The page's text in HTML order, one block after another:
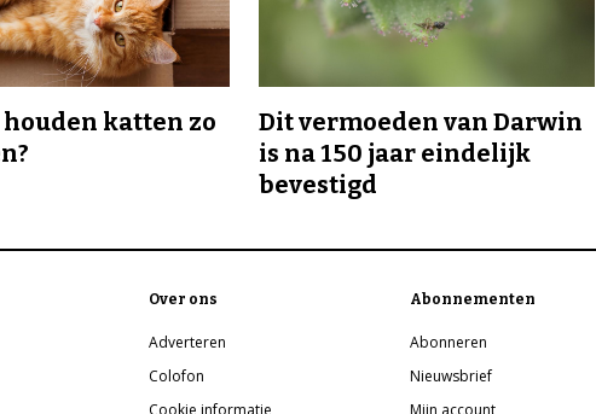
katten zo
Dit vermoeden van Darwin
is na 150 jaar eindelijk
bevestigd
Over ons
Adverteren
Colofon
Abonnementen
Abonneren
Nieuwsbrief